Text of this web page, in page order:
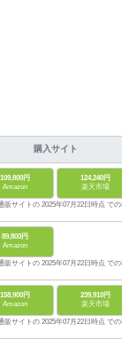
購入サイト
109,800円
Amazon
124,240円
楽天市場
サイトの 2025年07月22日時点 での税
89,800円
Amazon
サイトの 2025年07月22日時点 での税
158,900円
Amazon
239,910円
楽天市場
サイトの 2025年07月22日時点 での税